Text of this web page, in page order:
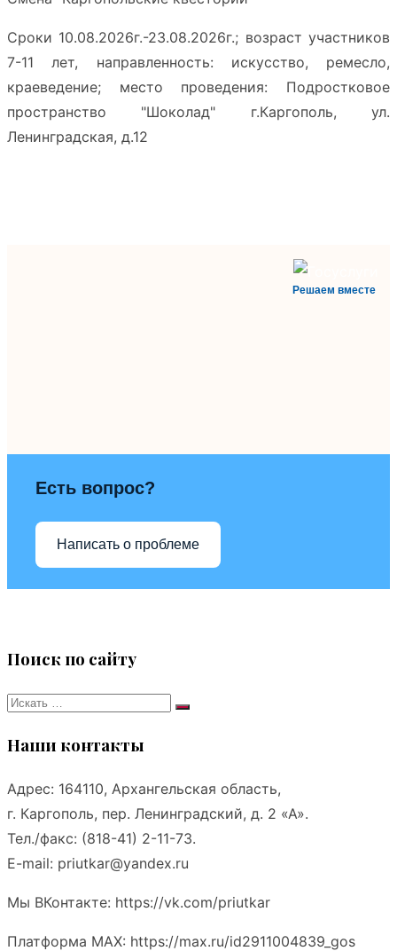
Сроки 10.08.2026г.-23.08.2026г.; возраст участников
7-11 лет, направленность: искусство, ремесло,
краеведение; место проведения: Подростковое
пространство "Шоколад" г.Каргополь, ул.
Ленинградская, д.12
Решаем вместе
Есть вопрос?
Написать о проблеме
Поиск по сайту
Искать:
Поиск
Наши контакты
Адрес: 164110, Архангельская область,
г. Каргополь, пер. Ленинградский, д. 2 «А».
Тел./факс: (818-41) 2-11-73.
E-mail: priutkar@yandex.ru
Мы ВКонтакте: https://vk.com/priutkar
Платформа MAX: https://max.ru/id2911004839_gos